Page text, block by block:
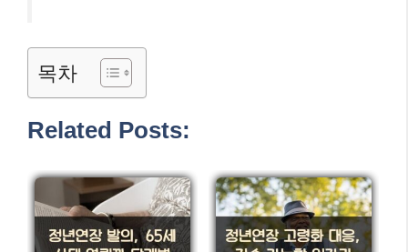
목차
Related Posts: